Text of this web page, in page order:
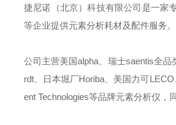
捷尼诺（北京）科技有限公司是一家
等企业提供元素分析耗材及配件服务。
公司主营美国alpha、瑞士saentis全
rdt、日本堀厂Horiba、美国力可
ent Technologies等品牌元素分析仪，